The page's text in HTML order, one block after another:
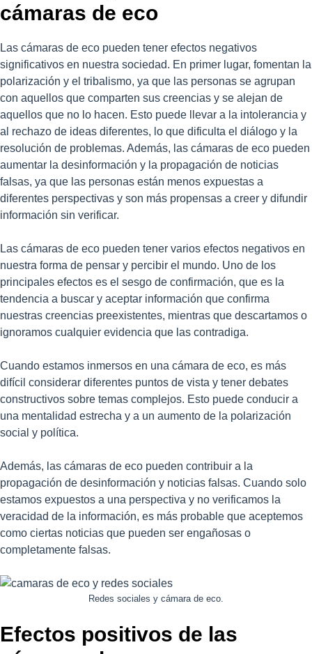
cámaras de eco
Las cámaras de eco pueden tener efectos negativos
significativos en nuestra sociedad. En primer lugar, fomentan la
polarización y el tribalismo, ya que las personas se agrupan
con aquellos que comparten sus creencias y se alejan de
aquellos que no lo hacen. Esto puede llevar a la intolerancia y
al rechazo de ideas diferentes, lo que dificulta el diálogo y la
resolución de problemas. Además, las cámaras de eco pueden
aumentar la desinformación y la propagación de noticias
falsas, ya que las personas están menos expuestas a
diferentes perspectivas y son más propensas a creer y difundir
información sin verificar.
Las cámaras de eco pueden tener varios efectos negativos en
nuestra forma de pensar y percibir el mundo. Uno de los
principales efectos es el sesgo de confirmación, que es la
tendencia a buscar y aceptar información que confirma
nuestras creencias preexistentes, mientras que descartamos o
ignoramos cualquier evidencia que las contradiga.
Cuando estamos inmersos en una cámara de eco, es más
difícil considerar diferentes puntos de vista y tener debates
constructivos sobre temas complejos. Esto puede conducir a
una mentalidad estrecha y a un aumento de la polarización
social y política.
Además, las cámaras de eco pueden contribuir a la
propagación de desinformación y noticias falsas. Cuando solo
estamos expuestos a una perspectiva y no verificamos la
veracidad de la información, es más probable que aceptemos
como ciertas noticias que pueden ser engañosas o
completamente falsas.
Redes sociales y cámara de eco.
Efectos positivos de las